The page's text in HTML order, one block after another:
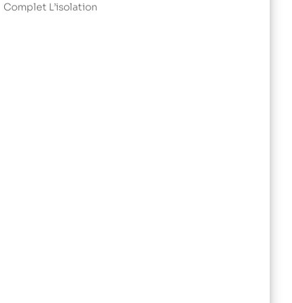
Complet L’isolation